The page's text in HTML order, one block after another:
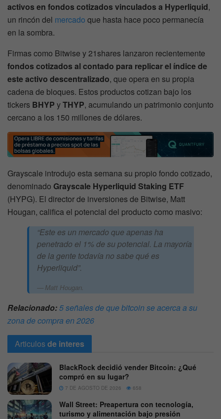
activos en fondos cotizados vinculados a Hyperliquid,
un rincón del mercado que hasta hace poco permanecía
en la sombra.
Firmas como Bitwise y 21shares lanzaron recientemente
fondos cotizados al contado para replicar el índice de
este activo descentralizado, que opera en su propia
cadena de bloques. Estos productos cotizan bajo los
tickers BHYP yTHYP, acumulando un patrimonio conjunto
cercano a los 150 millones de dólares.
Grayscale introdujo esta semana su propio fondo cotizado,
denominado Grayscale Hyperliquid Staking ETF
(HYPG). El director de inversiones de Bitwise, Matt
Hougan, califica el potencial del producto como masivo:
“Este es un mercado que apenas ha
penetrado el 1% de su potencial. La mayoría
de la gente todavía no sabe qué es
Hyperliquid”.
Matt Hougan.
Relacionado:5 señales de que bitcoin se acerca a su
zona de compra en 2026
Articulosde interes
BlackRock decidió vender Bitcoin: ¿Qué
compró en su lugar?
7 DE AGOSTO DE 2026 658
Wall Street: Preapertura con tecnología,
turismo y alimentación bajo presión